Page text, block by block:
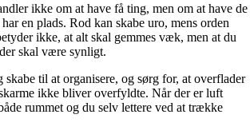
ikke om at have få ting, men om at have de
en plads. Rod kan skabe uro, mens orden
ikke, at alt skal gemmes væk, men at du
skal være synligt.
skabe til at organisere, og sørg for, at overflader
ikke bliver overfyldte. Når der er luft
rummet og du selv lettere ved at trække